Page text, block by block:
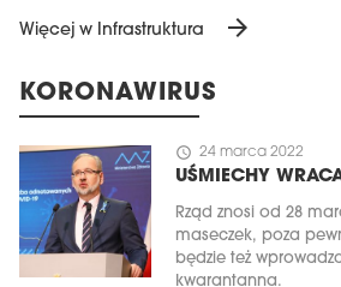
Więcej w Infrastruktura arrow_forward
KORONAWIRUS
schedule 24 marca 2022
UŚMIECHY
Rząd znosi od 28
maseczek, poza
będzie też
kwarantanna.